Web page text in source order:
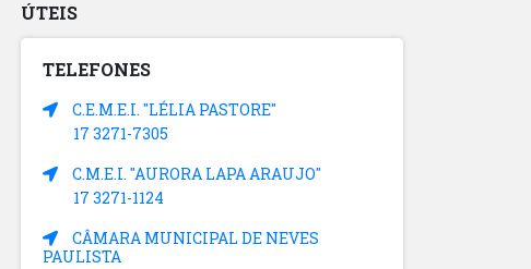
ÚTEIS
TELEFONES
C.E.M.E.I. "LÉLIA PASTORE"
17 3271-7305
C.M.E.I. "AURORA LAPA ARAUJO"
17 3271-1124
CÂMARA MUNICIPAL DE NEVES
PAULISTA